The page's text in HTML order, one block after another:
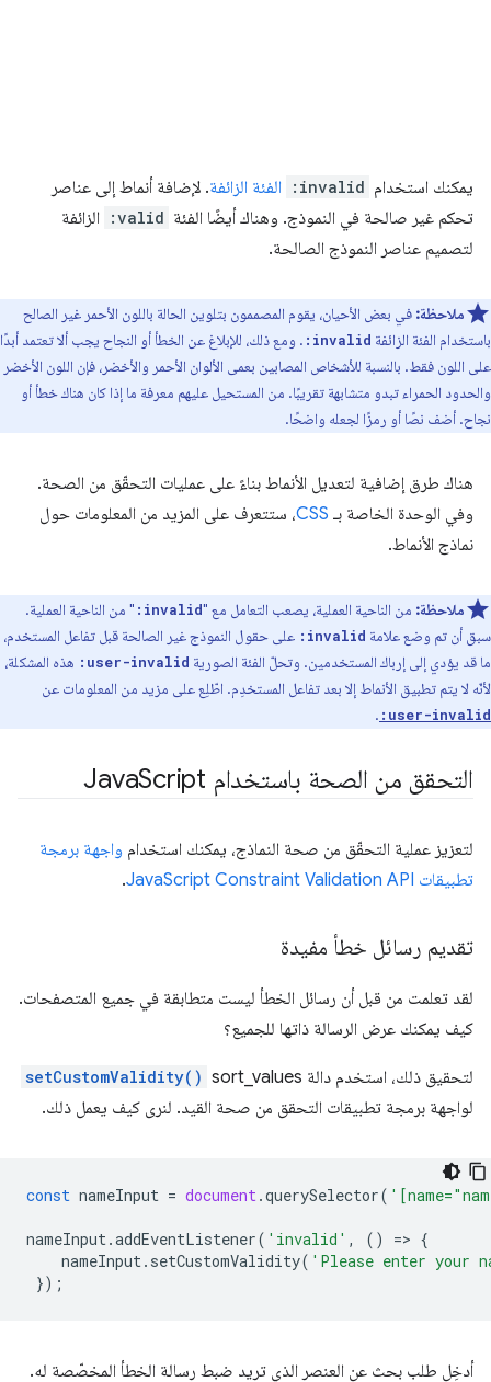
يمكنك استخدام :invalid الفئة الزائفة. لإضافة أنماط إلى عناصر
تحكم غير صالحة في النموذج. وهناك أيضًا الفئة :valid
الزائفة
لتصميم عناصر النموذج الصالحة.
ملاحظة: في بعض الأحيان، يقوم المصممون بتلوين الحالة باللون الأحمر غير الصالح
باستخدام الفئة الزائفة :invalid . ومع ذلك، للإبلاغ عن الخطأ أو النجاح يجب ألا تعتمد أبدًا
على اللون فقط. بالنسبة للأشخاص المصابين بعمى الألوان الأحمر والأخضر، فإن اللون الأخضر
والحدود الحمراء تبدو متشابهة تقريبًا. من المستحيل عليهم معرفة ما إذا كان هناك خطأ أو
نجاح. أضف نصًا أو رمزًا لجعله واضحًا.
هناك طرق إضافية لتعديل الأنماط بناءً على عمليات التحقّق من الصحة.
وفي الوحدة الخاصة بـ CSS، ستتعرف على المزيد من المعلومات حول
نماذج الأنماط.
ملاحظة: من الناحية العملية، يصعب التعامل مع ":invalid " من الناحية العملية.
سبق أن تم وضع علامة :invalid على حقول النموذج غير الصالحة قبل تفاعل المستخدم،
ما قد يؤدي إلى إرباك المستخدمين. وتحلّ الفئة الصورية :user-invalid هذه المشكلة،
لأنّه لا يتم تطبيق الأنماط إلا بعد تفاعل المستخدِم. اطّلِع على مزيد من المعلومات عن
:user-invalid
.
التحقق من الصحة باستخدام Java Script
لتعزيز عملية التحقّق من صحة النماذج، يمكنك استخدام واجهة برمجة
تطبيقات JavaScript Constraint Validation API
.
تقديم رسائل خطأ مفيدة
لقد تعلمت من قبل أن رسائل الخطأ ليست متطابقة في جميع المتصفحات.
كيف يمكنك عرض الرسالة ذاتها للجميع؟
لتحقيق ذلك، استخدم دالة sort_values setCustomValidity()
لواجهة برمجة تطبيقات التحقق من صحة القيد. لنرى كيف يعمل ذلك.
const nameInput = document.querySelector(
nameInput.addEventListener( 'invalid' , () => {
nameInput. setCustomValidity( 'Please enter your
});
أدخِل طلب بحث عن العنصر الذي تريد ضبط رسالة الخطأ المخصّصة له.